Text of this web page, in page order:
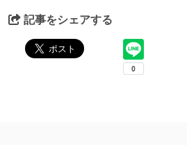
記事をシェアする